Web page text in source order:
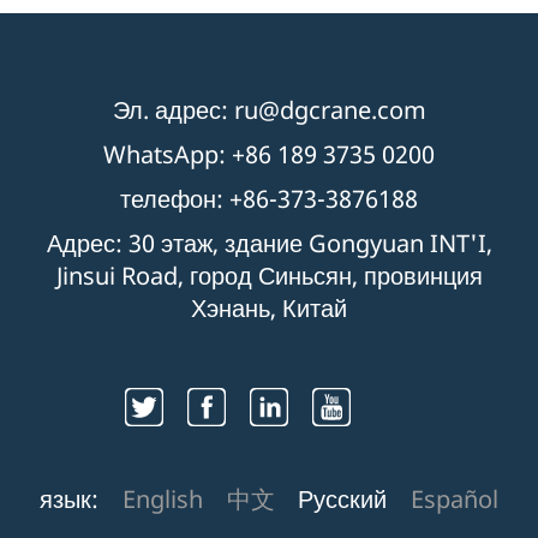
Эл. адрес: ru@dgcrane.com
WhatsApp: +86 189 3735 0200
телефон: +86-373-3876188
Адрес: 30 этаж, здание Gongyuan INT'I,
Jinsui Road, город Синьсян, провинция
Хэнань, Китай
язык: English 中文 Русский Español